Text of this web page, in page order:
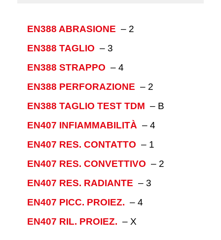
EN388 ABRASIONE – 2
EN388 TAGLIO – 3
EN388 STRAPPO – 4
EN388 PERFORAZIONE – 2
EN388 TAGLIO TEST TDM – B
EN407 INFIAMMABILITÀ – 4
EN407 RES. CONTATTO – 1
EN407 RES. CONVETTIVO – 2
EN407 RES. RADIANTE – 3
EN407 PICC. PROIEZ. – 4
EN407 RIL. PROIEZ. – X